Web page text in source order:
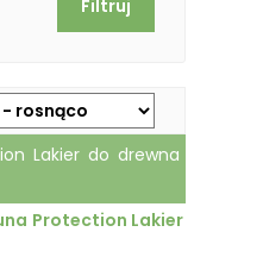
Lakier do drewna
Protection Lakier